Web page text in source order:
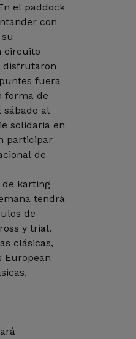
el paddock
con
circuito
disfrutaron
fuera
forma de
sábado al
solidaria en
participar
de
de karting
tendrá
de
y trial.
clásicas,
European